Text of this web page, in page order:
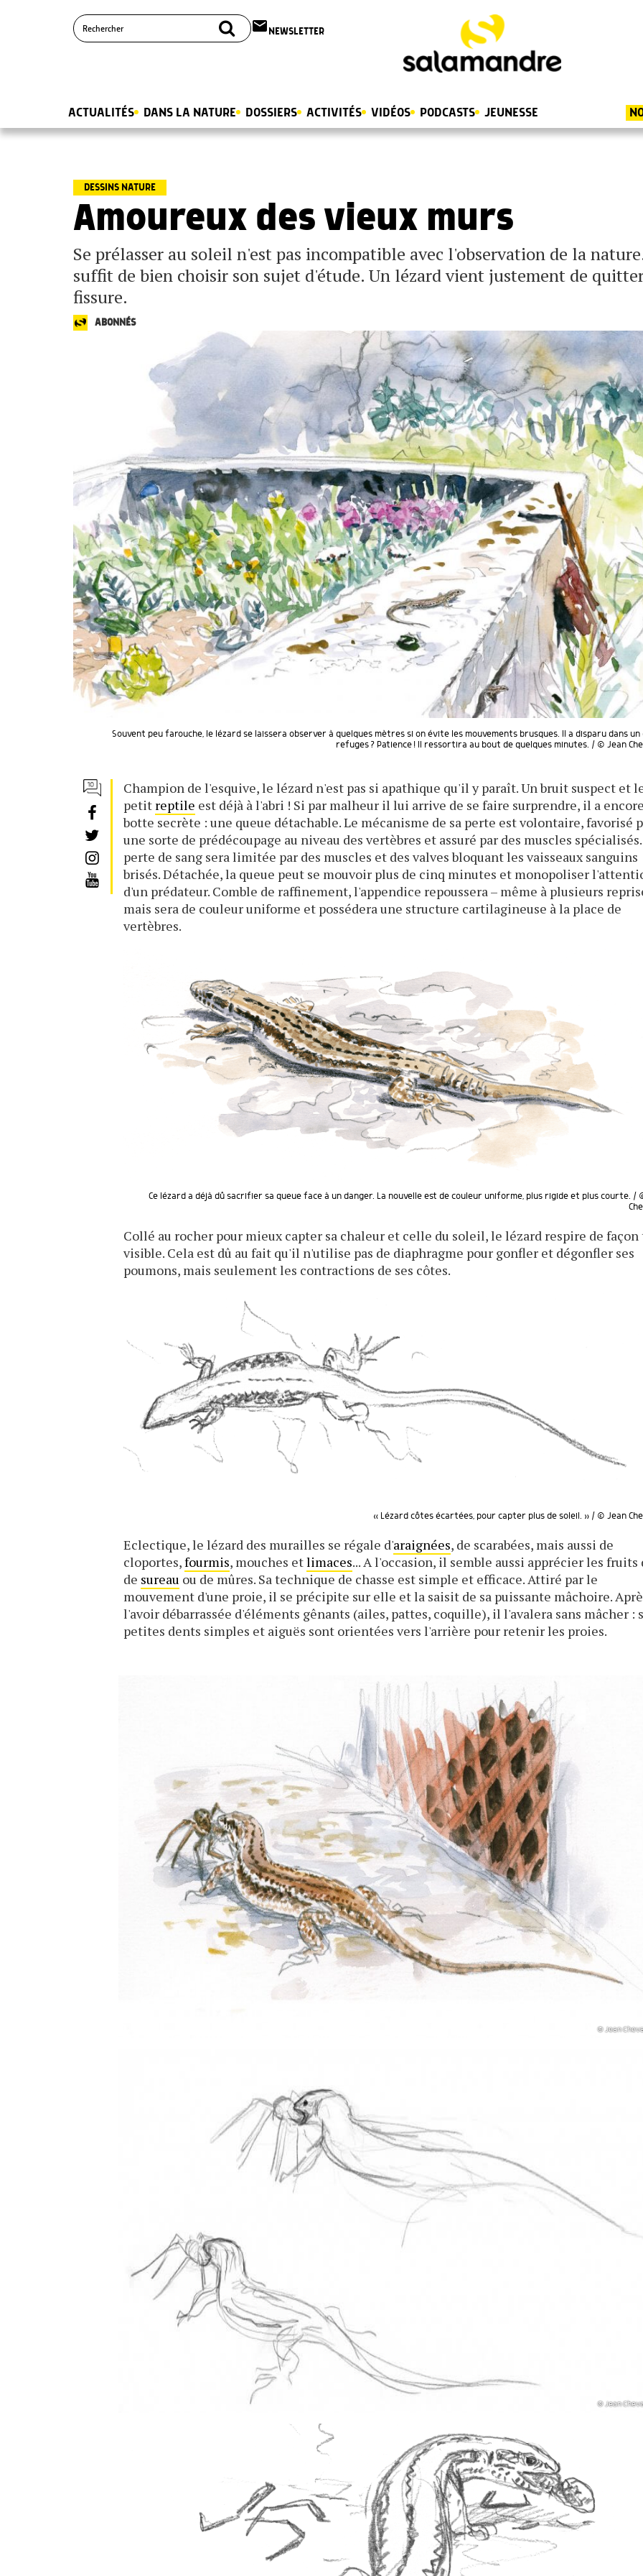
email NEWSLETTER
ACTUALITÉS DANS LA NATURE DOSSIERS ACTIVITÉS VIDÉOS PODCASTS JEUNESSE
DESSINS NATURE
Amoureux des vieux murs
Se prélasser au soleil n'est pas incompatible avec l'observation de la
suffit de bien choisir son sujet d'étude. Un lézard vient justement de
fissure.
ABONNÉS
Souvent peu farouche, le lézard se laissera observer à quelques mètres si on évite les mouvements brusques. Il a disparu dans un
refuges ? Patience ! Il ressortira au bout de quelques minutes. / © Jean
Champion de l'esquive, le lézard n'est pas si apathique qu'il y paraît. Un bruit suspect et
petit reptile est déjà à l'abri ! Si par malheur il lui arrive de se faire surprendre, il a
botte secrète : une queue détachable. Le mécanisme de sa perte est volontaire, favorisé
une sorte de prédécoupage au niveau des vertèbres et assuré par des muscles
perte de sang sera limitée par des muscles et des valves bloquant les vaisseaux sanguins
brisés. Détachée, la queue peut se mouvoir plus de cinq minutes et monopoliser
d'un prédateur. Comble de raffinement, l'appendice repoussera – même à plusieurs
mais sera de couleur uniforme et possédera une structure cartilagineuse à la place de
vertèbres.
Ce lézard a déjà dû sacrifier sa queue face à un danger. La nouvelle est de couleur uniforme, plus rigide et plus courte. /
Collé au rocher pour mieux capter sa chaleur et celle du soleil, le lézard respire de façon
visible. Cela est dû au fait qu'il n'utilise pas de diaphragme pour gonfler et dégonfler ses
poumons, mais seulement les contractions de ses côtes.
« Lézard côtes écartées, pour capter plus de soleil. » / © Jean
Eclectique, le lézard des murailles se régale d'araignées, de scarabées, mais aussi de
cloportes,fourmis, mouches etlimaces... A l'occasion, il semble aussi apprécier les fruits
de sureau ou de mûres. Sa technique de chasse est simple et efficace. Attiré par le
mouvement d'une proie, il se précipite sur elle et la saisit de sa puissante mâchoire.
l'avoir débarrassée d'éléments gênants (ailes, pattes, coquille), il l'avalera sans mâcher :
petites dents simples et aiguës sont orientées vers l'arrière pour retenir les proies.
© Jean
© Jean